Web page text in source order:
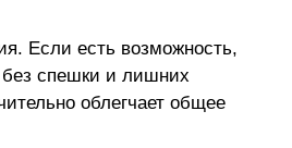
Если есть возможность,
без спешки и лишних
облегчает общее